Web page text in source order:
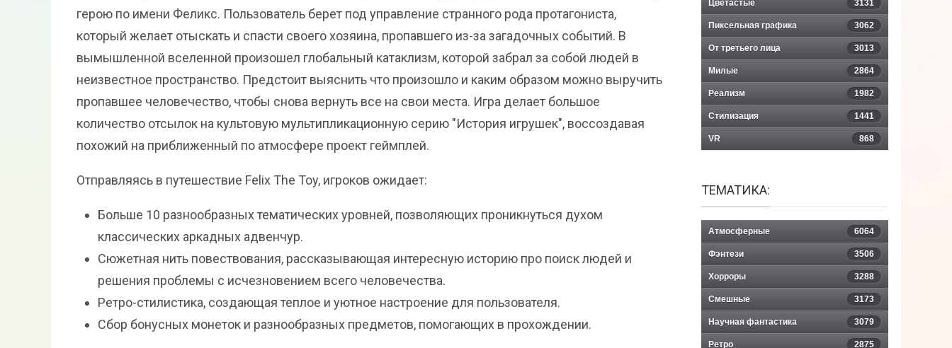
герою по имени Феликс. Пользователь берет под управление странного рода протагониста,
который желает отыскать и спасти своего хозяина, пропавшего из-за загадочных событий. В
вымышленной вселенной произошел глобальный катаклизм, которой забрал за собой людей в
неизвестное пространство. Предстоит выяснить что произошло и каким образом можно выручить
пропавшее человечество, чтобы снова вернуть все на свои места. Игра делает большое
количество отсылок на культовую мультипликационную серию "История игрушек", воссоздавая
похожий на приближенный по атмосфере проект геймплей.
Отправляясь в путешествие Felix The Toy, игроков ожидает:
Больше 10 разнообразных тематических уровней, позволяющих проникнуться духом
классических аркадных адвенчур.
Сюжетная нить повествования, рассказывающая интересную историю про поиск людей и
решения проблемы с исчезновением всего человечества.
Ретро-стилистика, создающая теплое и уютное настроение для пользователя.
Сбор бонусных монеток и разнообразных предметов, помогающих в прохождении.
Цветастые 3131
Пиксельная графика 3062
От третьего лица 3013
Милые 2864
Реализм 1982
Стилизация 1441
VR 868
ТЕМАТИКА:
Атмосферные 6064
Фэнтези 3506
Хорроры 3288
Смешные 3173
Научная фантастика 3079
Ретро 2875